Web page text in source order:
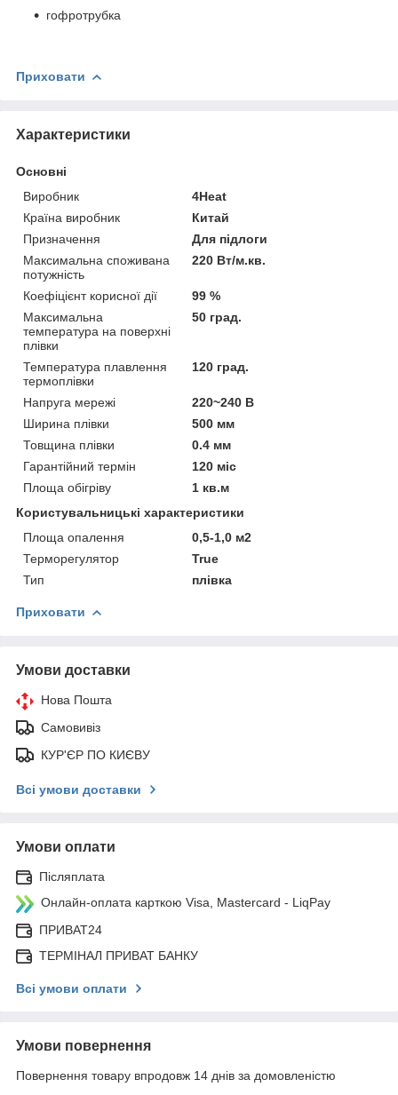
гофротрубка
Приховати
Характеристики
Основні
Виробник
4Heat
Країна виробник
Китай
Призначення
Для підлоги
Максимальна споживана
потужність
220 Вт/м.кв.
Коефіцієнт корисної дії
99 %
Максимальна
температура на поверхні
плівки
50 град.
Температура плавлення
термоплівки
120 град.
Напруга мережі
220~240 В
Ширина плівки
500 мм
Товщина плівки
0.4 мм
Гарантійний термін
120 міс
Площа обігріву
1 кв.м
Користувальницькі характеристики
Площа опалення
0,5-1,0 м2
Терморегулятор
True
Тип
плівка
Приховати
Умови доставки
Нова Пошта
Самовивіз
КУР'ЄР ПО КИЄВУ
Всі умови доставки
Умови оплати
Післяплата
Онлайн-оплата карткою Visa, Mastercard - LiqPay
ПРИВАТ24
ТЕРМІНАЛ ПРИВАТ БАНКУ
Всі умови оплати
Умови повернення
Повернення товару впродовж 14 днів за домовленістю